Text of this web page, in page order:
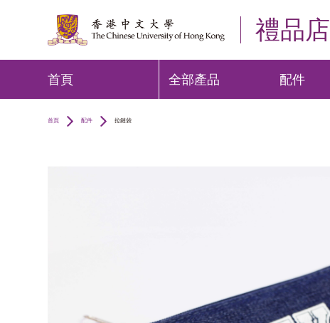
禮品店
首頁 全部產品 配件
首頁 配件 拉鏈袋